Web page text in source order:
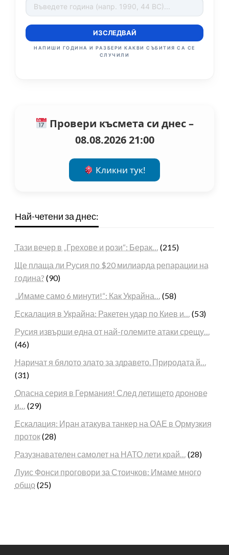
ИЗСЛЕДВАЙ
НАПИШИ ГОДИНА И РАЗБЕРИ КАКВИ СЪБИТИЯ СА СЕ
СЛУЧИЛИ
Провери късмета си днес –
08.08.2026 21:00
Кликни тук!
Най-четени за днес:
Тази вечер в „Грехове и рози“: Берак… (215)
Ще плаща ли Русия по $20 милиарда репарации на
година? (90)
„Имаме само 6 минути!“: Как Украйна… (58)
Ескалация в Украйна: Ракетен удар по Киев и… (53)
Русия извърши една от най-големите атаки срещу…
(46)
Наричат я бялото злато за здравето. Природата й…
(31)
Опасна серия в Германия! След летището дронове
и… (29)
Ескалация: Иран атакува танкер на ОАЕ в Ормузкия
проток(28)
Разузнавателен самолет на НАТО лети край… (28)
Луис Фонси проговори за Стоичков: Имаме много
общо (25)